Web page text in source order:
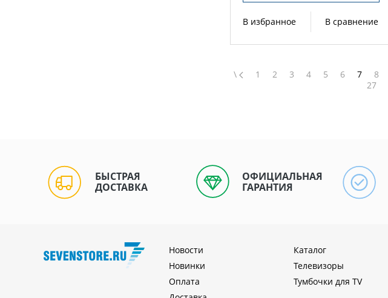
В избранное В сравнение
\ 1 2 3 4 5 6 7 8
27
БЫСТРАЯ
ДОСТАВКА
ОФИЦИАЛЬНАЯ
ГАРАНТИЯ
Новости
Новинки
Оплата
Каталог
Телевизоры
Тумбочки для TV